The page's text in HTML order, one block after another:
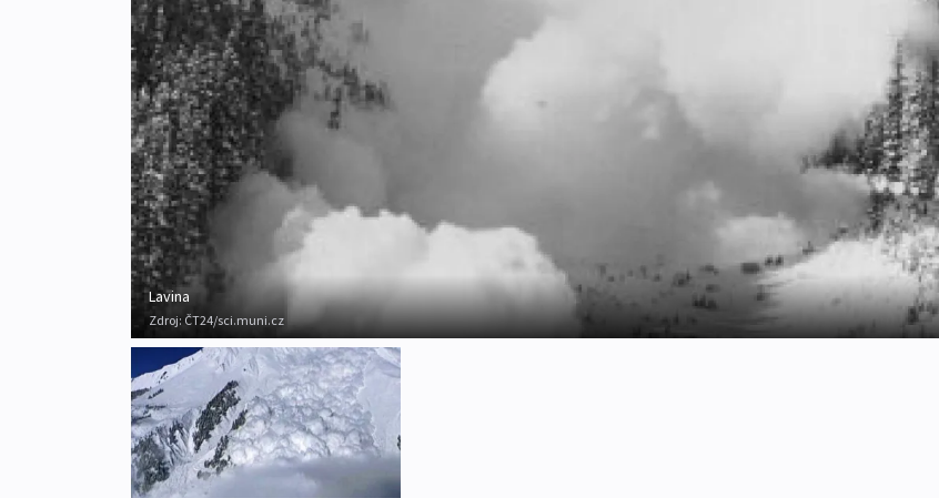
Lavina
Zdroj: ČT24/sci.muni.cz